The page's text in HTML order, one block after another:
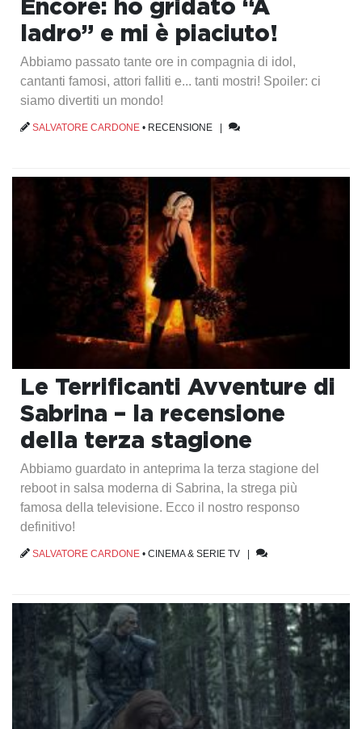
Encore: ho gridato “A
ladro” e mi è piaciuto!
Abbiamo passato tante ore in compagnia di idol,
cantanti famosi, attori falliti e... tanti mostri! Spoiler: ci
siamo divertiti un mondo!
SALVATORE CARDONE • RECENSIONE
Le Terrificanti Avventure di
Sabrina – la recensione
della terza stagione
Abbiamo guardato in anteprima la terza stagione del
reboot in salsa moderna di Sabrina, la strega più
famosa della televisione. Ecco il nostro responso
definitivo!
SALVATORE CARDONE • CINEMA & SERIE TV |